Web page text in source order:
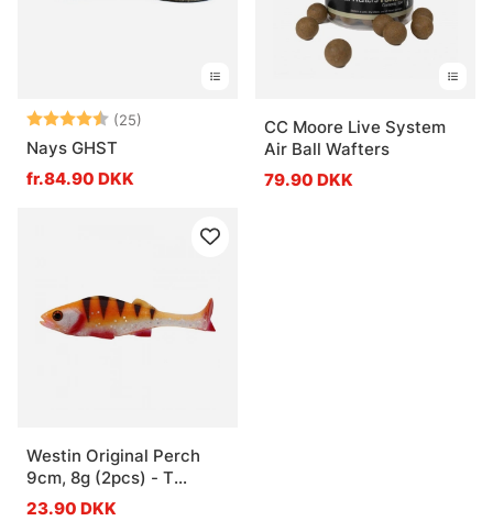
Vurdering: (25)
4.6 ud af 5 stjerner
Nays GHST
fr.84.90 DKK
CC Moore Live System
Air Ball Wafters
79.90 DKK
Westin Original Perch
9cm, 8g (2pcs) - T
Orange Perch
23.90 DKK